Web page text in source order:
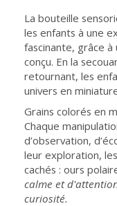
La bouteille
les enfants à une
fascinante, grâce
conçu. En la
retournant, les
univers en
Grains colorés en
Chaque
d’observation,
leur exploration,
cachés : ours
calme et
curiosité.